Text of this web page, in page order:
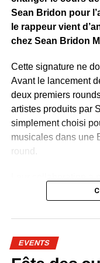
X
Sean Bridon pour
le rappeur vient
chez Sean Bridon
Cette signature ne
Avant le lancement
deux premiers
artistes produits par
simplement choisi
musicales dans une
round.
de la deuxième
ambiance urbaine,
n’a jamais vraiment
EVENTS